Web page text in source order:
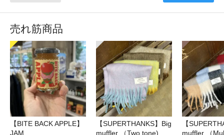
売れ筋商品
【BITE BACK APPLE】
JAM
【SUPERTHANKS】Big
muffler （Two tone)
【
muffler （